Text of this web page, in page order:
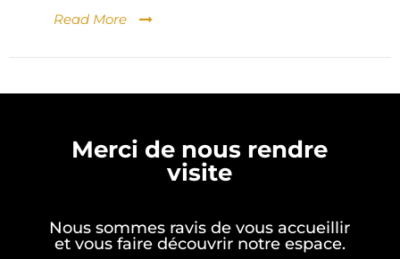
Read More
Merci de nous rendre
visite
Nous sommes ravis de vous accueillir
et vous faire découvrir notre espace.